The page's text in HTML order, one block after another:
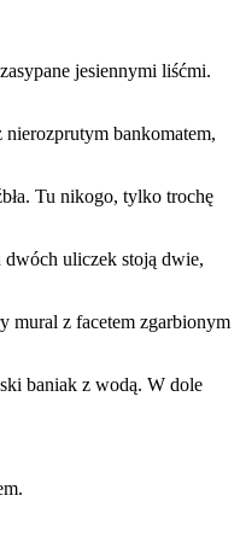
jesiennymi liśćmi.
bankomatem,
Tu nikogo, tylko trochę
uliczek stoją dwie,
z facetem zgarbionym
baniak z wodą. W dole